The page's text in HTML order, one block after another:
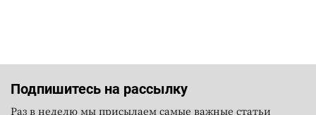
Подпишитесь на рассылку
Раз в неделю мы присылаем самые важные статьи